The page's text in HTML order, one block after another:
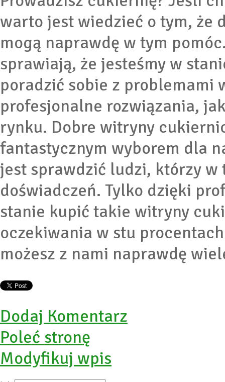
warto jest wiedzieć o tym, że
mogą naprawdę w tym
sprawiają, że jesteśmy w
poradzić sobie z problemami
profesjonalne rozwiązania,
rynku. Dobre witryny
fantastycznym wyborem dla
jest sprawdzić ludzi, którzy
doświadczeń. Tylko dzięki
stanie kupić takie witryny
oczekiwania w stu
możesz z nami naprawdę
Dodaj Komentarz
Poleć stronę
Modyfikuj wpis